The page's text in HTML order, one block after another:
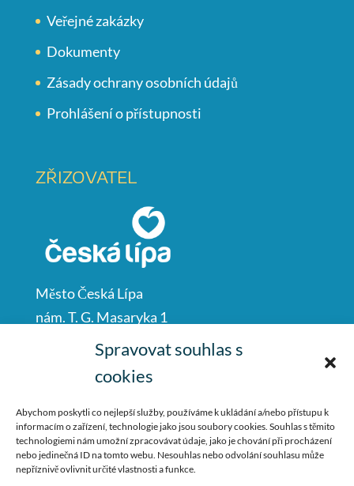
Spravovat souhlas s
cookies
Abychom poskytli co nejlepší služby, používáme k ukládání a/nebo přístupu k
informacím o zařízení, technologie jako jsou soubory cookies. Souhlas s těmito
technologiemi nám umožní zpracovávat údaje, jako je chování při procházení
nebo jedinečná ID na tomto webu. Nesouhlas nebo odvolání souhlasu může
nepříznivě ovlivnit určité vlastnosti a funkce.
Veřejné zakázky
Dokumenty
Zásady ochrany osobních údajů
Prohlášení o přístupnosti
ZŘIZOVATEL
Město Česká Lípa
nám. T. G. Masaryka 1
Česká Lípa
487 881 111
podatelna@mucl.cz